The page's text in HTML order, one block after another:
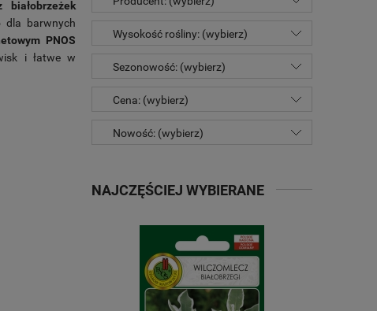
białobrzeżek
dla barwnych
PNOS
i łatwe w
Wysokość rośliny: (wybierz)
Sezonowość: (wybierz)
Cena: (wybierz)
Nowość: (wybierz)
NAJCZĘŚCIEJ WYBIERANE